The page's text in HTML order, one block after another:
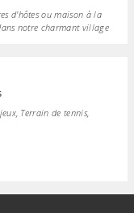
d'hôtes ou maison à la
notre charmant village
Terrain de tennis,